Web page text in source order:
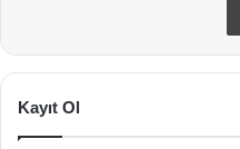
Kayıt Ol